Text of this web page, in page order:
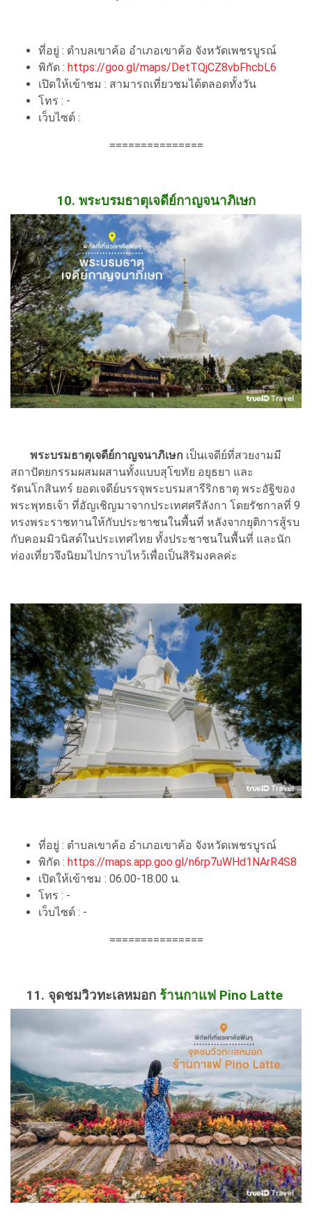
ที่อยู่ : ตำบลเขาค้อ อำเภอเขาค้อ จังหวัดเพชรบูรณ์
พิกัด : https://goo.gl/maps/DetTQjCZ8vbFhcbL6
เปิดให้เข้าชม : สามารถเที่ยวชมได้ตลอดทั้งวัน
โทร : -
เว็บไซต์ :
===============
10. พระบรมธาตุเจดีย์กาญจนาภิเษก
พระบรมธาตุเจดีย์กาญจนาภิเษก เป็นเจดีย์ที่สวยงามมี
สถาปัตยกรรมผสมผสานทั้งแบบสุโขทัย อยุธยา และ
รัตนโกสินทร์ ยอดเจดีย์บรรจุพระบรมสารีริกธาตุ พระอัฐิของ
พระพุทธเจ้า ที่อัญเชิญมาจากประเทศศรีลังกา โดยรัชกาลที่ 9
ทรงพระราชทานให้กับประชาชนในพื้นที่ หลังจากยุติการสู้รบ
กับคอมมิวนิสต์ในประเทศไทย ทั้งประชาชนในพื้นที่ และนัก
ท่องเที่ยวจึงนิยมไปกราบไหว้เพื่อเป็นสิริมงคลค่ะ
ที่อยู่ : ตำบลเขาค้อ อำเภอเขาค้อ จังหวัดเพชรบูรณ์
พิกัด : https://maps.app.goo.gl/n6rp7uWHd1NArR4S8
เปิดให้เข้าชม : 06.00-18.00 น.
โทร : -
เว็บไซต์ : -
===============
11. จุดชมวิวทะเลหมอก ร้านกาแฟ Pino Latte